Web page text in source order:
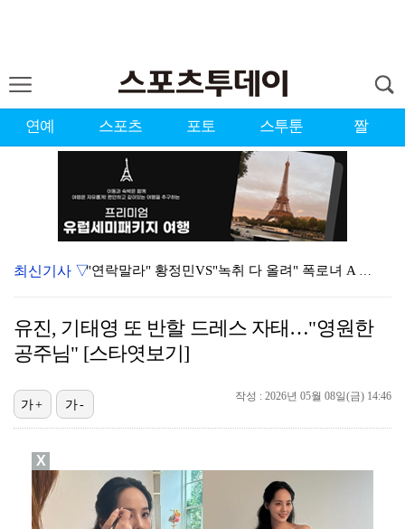
연예 스포츠 포토 스투툰 짤
"연락말라" 황정민VS"녹취 다 올려" 폭로녀 A 씨,…
이강인, 드디어 아틀레티코 선수단과 만났다…시메오네 감…
KBO, 기록적인 폭염으로 9일까지 리그 중단…내달 6…
'나솔' 24기 옥순, 출연료 미지급 폭로 "1년 넘게…
최신기사 ▽
유진, 기태영 또 반할 드레스 자태…"영원한
공주님" [스타엿보기]
작성 : 2026년 05월 08일(금) 14:46
가+ 가-
X